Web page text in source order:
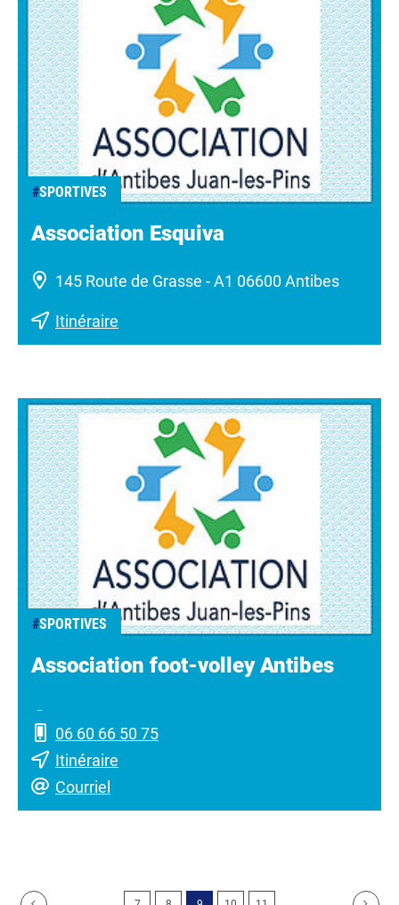
#SPORTIVES
Association Esquiva
145 Route de Grasse - A1 06600 Antibes
Itinéraire
#SPORTIVES
Association foot-volley Antibes
06 60 66 50 75
Itinéraire
Courriel